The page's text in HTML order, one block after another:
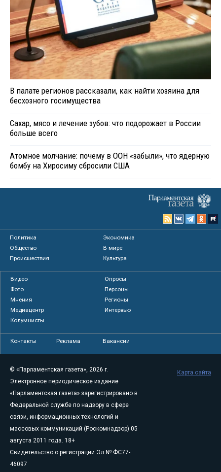
В палате регионов рассказали, как найти хозяина для
бесхозного госимущества
Сахар, мясо и лечение зубов: что подорожает в России
больше всего
Атомное молчание: почему в ООН «забыли», что ядерную
бомбу на Хиросиму сбросили США
Политика
Экономика
Общество
В мире
Происшествия
Культура
Видео
Опросы
Фото
Персоны
Мнения
Регионы
Медиацентр
Интервью
Колумнисты
Контакты Реклама Вакансии
© «Парламентская газета», 2026 г.
Электронное периодическое издание
«Парламентская газета» зарегистрировано в
Федеральной службе по надзору в сфере
связи, информационных технологий и
массовых коммуникаций (Роскомнадзор) 05
августа 2011 года. 18+
Свидетельство о регистрации Эл № ФС77-
46097
Карта сайта